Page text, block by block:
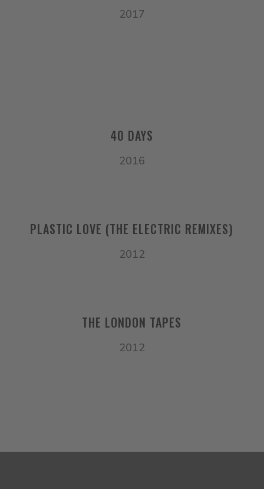
2017
40 DAYS
2016
PLASTIC LOVE (THE ELECTRIC REMIXES)
2012
THE LONDON TAPES
2012